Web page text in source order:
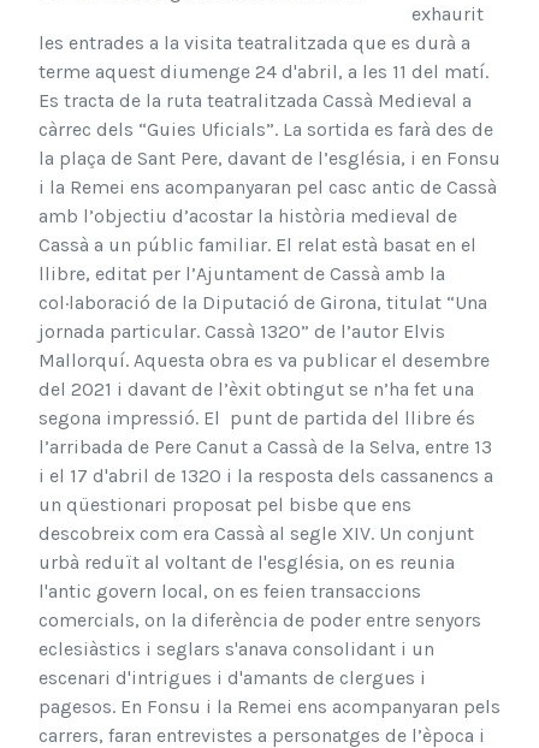
exhaurit
les entrades a la visita teatralitzada que es durà a
terme aquest diumenge 24 d'abril, a les 11 del matí.
Es tracta de la ruta teatralitzada Cassà Medieval a
càrrec dels “Guies Uficials”. La sortida es farà des de
la plaça de Sant Pere, davant de l’església, i en Fonsu
i la Remei ens acompanyaran pel casc antic de Cassà
amb l’objectiu d’acostar la història medieval de
Cassà a un públic familiar. El relat està basat en el
llibre, editat per l’Ajuntament de Cassà amb la
col·laboració de la Diputació de Girona, titulat “Una
jornada particular. Cassà 1320” de l’autor Elvis
Mallorquí. Aquesta obra es va publicar el desembre
del 2021 i davant de l’èxit obtingut se n’ha fet una
segona impressió. El punt de partida del llibre és
l’arribada de Pere Canut a Cassà de la Selva, entre 13
i el 17 d'abril de 1320 i la resposta dels cassanencs a
un qüestionari proposat pel bisbe que ens
descobreix com era Cassà al segle XIV. Un conjunt
urbà reduït al voltant de l'església, on es reunia
l'antic govern local, on es feien transaccions
comercials, on la diferència de poder entre senyors
eclesiàstics i seglars s'anava consolidant i un
escenari d'intrigues i d'amants de clergues i
pagesos. En Fonsu i la Remei ens acompanyaran pels
carrers, faran entrevistes a personatges de l’època i